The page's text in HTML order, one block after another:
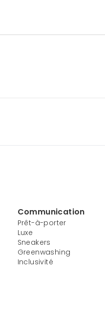
Communication
Prêt-à-porter
Luxe
Sneakers
Greenwashing
Inclusivité